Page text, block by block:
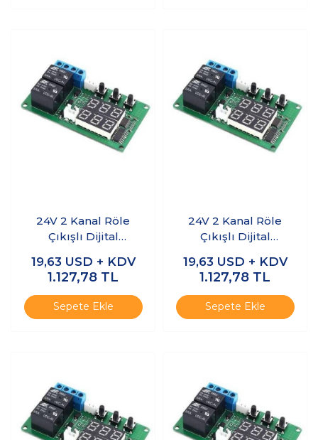
24V 2 Kanal Röle
Çıkışlı Dijital
Kırmızı/Kırmızı
19,63 USD + KDV
1.127,78 TL
Sepete Ekle
24V 2 Kanal Röle
Çıkışlı Dijital
Kırmızı/Yeşil
19,63 USD + KDV
1.127,78 TL
Sepete Ekle